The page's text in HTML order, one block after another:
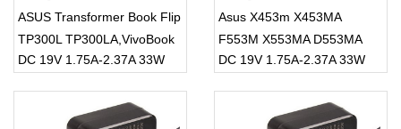
ASUS Transformer Book Flip
TP300L TP300LA,VivoBook
X200CA
DC 19V 1.75A-2.37A 33W
Asus X453m X453MA
F553M X553MA D553MA
15.6
DC 19V 1.75A-2.37A 33W